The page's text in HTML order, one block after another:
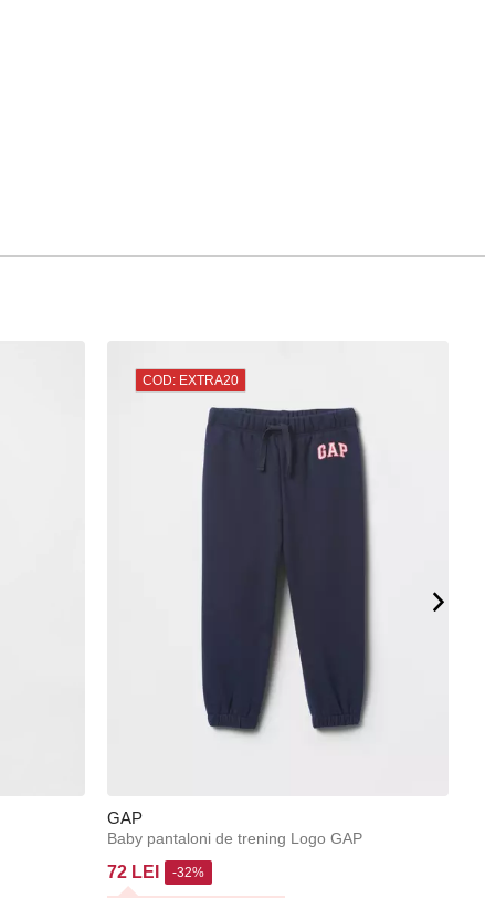
COD: EXTRA20
GAP
Baby pantaloni de trening Logo GAP
72 LEI -32%